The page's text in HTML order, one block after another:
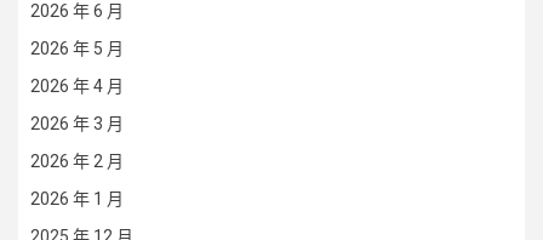
2026 年 6 月
2026 年 5 月
2026 年 4 月
2026 年 3 月
2026 年 2 月
2026 年 1 月